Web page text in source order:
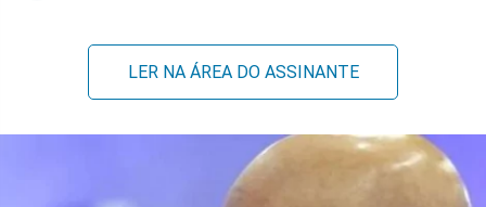
LER NA ÁREA DO ASSINANTE